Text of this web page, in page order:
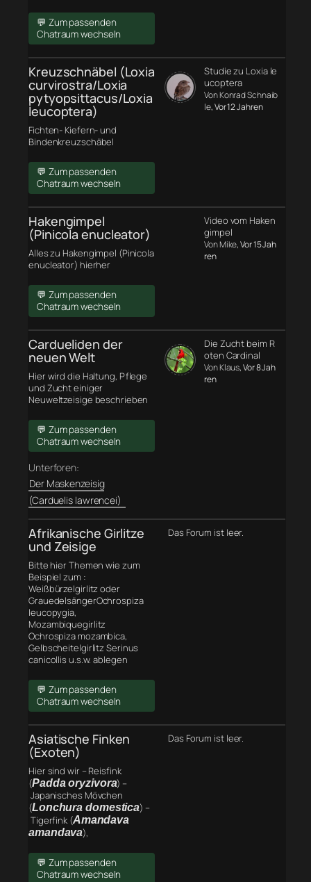
💬 Zum passenden
Chatraum wechseln
Kreuzschnäbel (Loxia
curvirostra/Loxia
pytyopsittacus/Loxia
leucoptera)
Fichten- Kiefern- und
Bindenkreuzschäbel
💬 Zum passenden
Chatraum wechseln
Studie zu Loxia le
ucoptera
Von Konrad Schnaib
le, Vor 12 Jahren
Hakengimpel
(Pinicola enucleator)
Alles zu Hakengimpel (Pinicola
enucleator) hierher
💬 Zum passenden
Chatraum wechseln
Video vom Haken
gimpel
Von Mike, Vor 15 Jah
ren
Cardueliden der
neuen Welt
Hier wird die Haltung, Pflege
und Zucht einiger
Neuweltzeisige beschrieben
💬 Zum passenden
Chatraum wechseln
Unterforen:
Der Maskenzeisig
(Carduelis lawrencei)
Die Zucht beim R
oten Cardinal
Von Klaus, Vor 8 Jah
ren
Afrikanische Girlitze
und Zeisige
Bitte hier Themen wie zum
Beispiel zum :
Weißbürzelgirlitz oder
GrauedelsängerOchrospiza
leucopygia,
Mozambiquegirlitz
Ochrospiza mozambica,
Gelbscheitelgirlitz Serinus
canicollis u.s.w. ablegen
💬 Zum passenden
Chatraum wechseln
Das Forum ist leer.
Asiatische Finken
(Exoten)
Hier sind wir – Reisfink
(Padda oryzivora) –
Japanisches Mövchen
(Lonchura domestica) –
Tigerfink (Amandava
amandava),
💬 Zum passenden
Chatraum wechseln
Das Forum ist leer.